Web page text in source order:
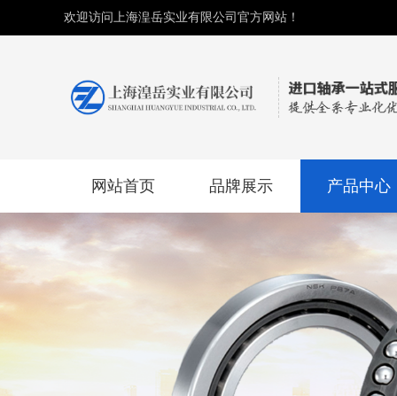
欢迎访问上海湟岳实业有限公司官方网站！
网站首页 品牌展示 产品中心